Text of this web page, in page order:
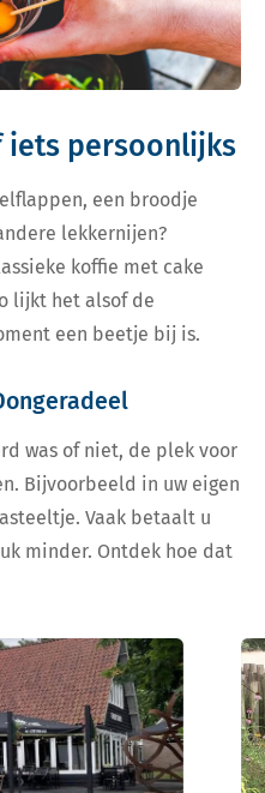
iets persoonlijks
een broodje
lekkernijen?
koffie met cake
lijkt het alsof de
een beetje bij is.
was of niet, de plek voor
Bijvoorbeeld in uw eigen
Vaak betaalt u
minder. Ontdek hoe dat